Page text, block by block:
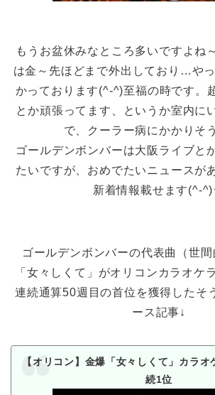
もうお盆休みなところ多いですよね
は金～先ほどまで外出しており…や
かっております(^-^)至福の時です。
とか頑張ってます、というか室内に
で、クーラー病にかかりそ
ゴールデンボンバーは大阪ライブと
たいですが、おめでたいニュースが
新着情報載せます(^-
ゴールデンボンバーの代表曲（世
「女々しくて」がオリコンカラオケ
連続通算50週目の首位を獲得したそ
ース記事↓
【オリコン】金爆「女々しくて」カラ
続1位